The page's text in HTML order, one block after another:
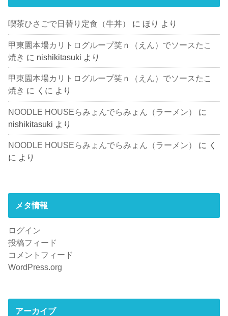
喫茶ひさごで日替り定食（牛丼） に ほり より
甲東園本場カリトログループ笑ｎ（えん）でソースたこ
焼き に nishikitasuki より
甲東園本場カリトログループ笑ｎ（えん）でソースたこ
焼き に くに より
NOODLE HOUSEらみょんでらみょん（ラーメン）
に
nishikitasuki より
NOODLE HOUSEらみょんでらみょん（ラーメン） に く
に より
メタ情報
ログイン
投稿フィード
コメントフィード
WordPress.org
アーカイブ